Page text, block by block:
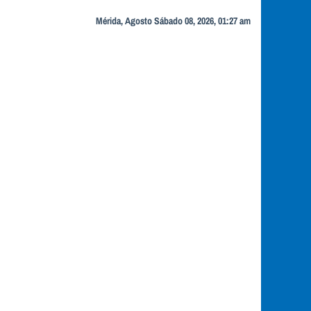
Mérida, Agosto Sábado 08, 2026, 01:27 am